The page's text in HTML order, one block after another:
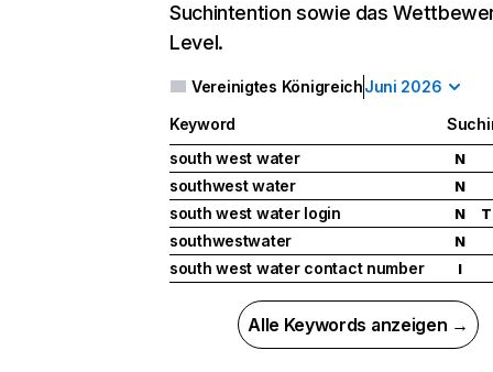
Suchintention sowie das
Level.
Vereinigtes KönigreichJuni 2026
Keyword
south west water
N
southwest water N
south west water login N T
southwestwater N
south west water contact number I
Alle Keywords anzeigen →